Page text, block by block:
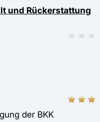
und Rückerstattung
der BKK